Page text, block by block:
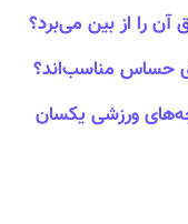
را از بین می‌برد؟
حساس مناسب‌اند؟
ورزشی یکسان